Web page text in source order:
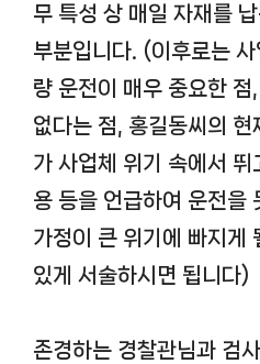
무 특성 상 매일 자재를
부분입니다. (이후로는
량 운전이 매우 중요한 점
없다는 점, 홍길동씨의 현
가 사업체 위기 속에서 뛰
용 등을 언급하여 운전을
가정이 큰 위기에 빠지게
있게 서술하시면 됩니다)
존경하는 경찰관님과 검